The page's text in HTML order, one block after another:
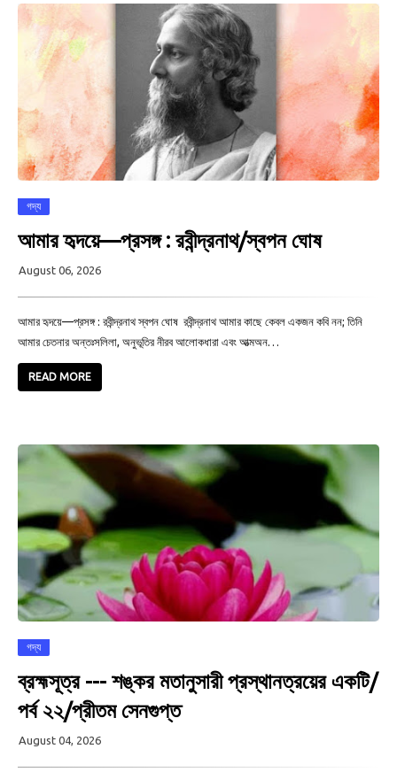
গদ্য
আমার হৃদয়ে—প্রসঙ্গ : রবীন্দ্রনাথ/স্বপন ঘোষ
August 06, 2026
আমার হৃদয়ে—প্রসঙ্গ : রবীন্দ্রনাথ স্বপন ঘোষ রবীন্দ্রনাথ আমার কাছে কেবল একজন কবি নন; তিনি
আমার চেতনার অন্তঃসলিলা, অনুভূতির নীরব আলোকধারা এবং আত্মঅন…
READ MORE
গদ্য
ব্রহ্মসূত্র --- শঙ্কর মতানুসারী প্রস্থানত্রয়ের একটি/
পর্ব ২২/প্রীতম সেনগুপ্ত
August 04, 2026